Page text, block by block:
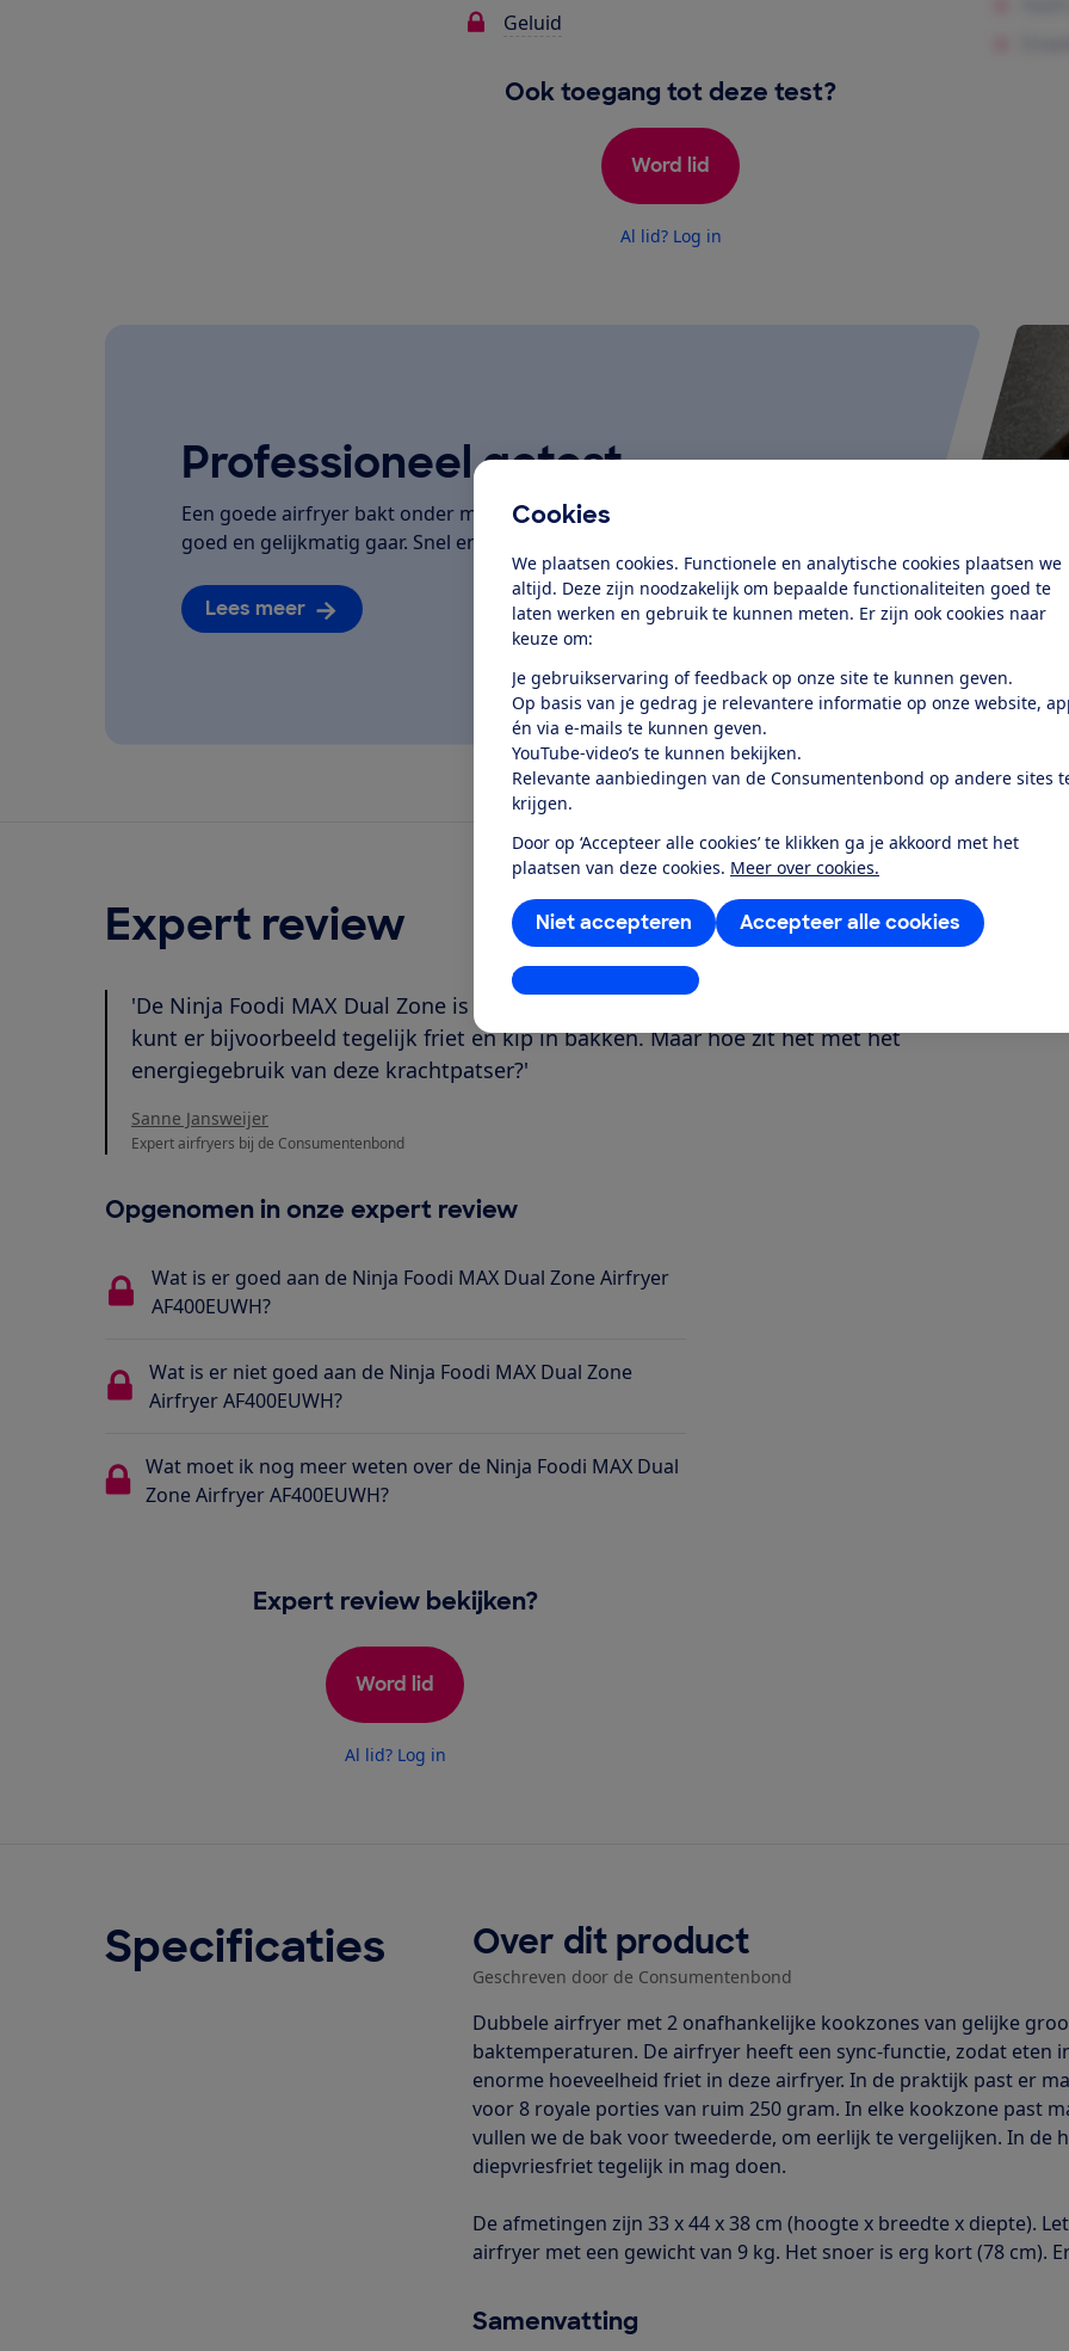
Cookies
We plaatsen cookies. Functionele en analytische cookies plaatsen we
altijd. Deze zijn noodzakelijk om bepaalde functionaliteiten goed te
laten werken en gebruik te kunnen meten. Er zijn ook cookies naar
keuze om:
Je gebruikservaring of feedback op onze site te kunnen geven.
Op basis van je gedrag je relevantere informatie op onze website,
én via e-mails te kunnen geven.
YouTube-video’s te kunnen bekijken.
Relevante aanbiedingen van de Consumentenbond op andere sites
krijgen.
Door op ‘Accepteer alle cookies’ te klikken ga je akkoord met het
plaatsen van deze cookies. Meer over cookies.
Accepteer alle cookies
Niet accepteren
Instellingen aanpassen
Geluid
Ook toegang tot deze test?
Word lid
Al lid? Log in
Professioneel getest
Een goede airfryer bakt onder meer friet, broodjes en kippenpootjes
goed en gelijkmatig gaar. Snel en zonder veel gedoe…
Lees meer
Expert review
'De Ninja Foodi MAX Dual Zone is een grote airfryer met 2 aparte kookzones. Je
kunt er bijvoorbeeld tegelijk friet en kip in bakken. Maar hoe zit het met het
energiegebruik van deze krachtpatser?'
Sanne Jansweijer
Expert airfryers bij de Consumentenbond
Opgenomen in onze expert review
Wat is er goed aan de Ninja Foodi MAX Dual Zone Airfryer
AF400EUWH?
Wat is er niet goed aan de Ninja Foodi MAX Dual Zone
Airfryer AF400EUWH?
Wat moet ik nog meer weten over de Ninja Foodi MAX Dual
Zone Airfryer AF400EUWH?
Expert review bekijken?
Word lid
Al lid? Log in
Specificaties Over dit product
Geschreven door de Consumentenbond
Dubbele airfryer met 2 onafhankelijke kookzones van gelijke
baktemperaturen. De airfryer heeft een sync-functie, zodat eten
enorme hoeveelheid friet in deze airfryer. In de praktijk past er
voor 8 royale porties van ruim 250 gram. In elke kookzone past
vullen we de bak voor tweederde, om eerlijk te vergelijken. In de
diepvriesfriet tegelijk in mag doen.
De afmetingen zijn 33 x 44 x 38 cm (hoogte x breedte x diepte).
airfryer met een gewicht van 9 kg. Het snoer is erg kort (78 cm).
Samenvatting